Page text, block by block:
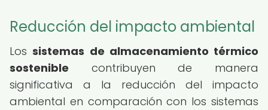
Reducción del impacto ambiental
Lossistemas de almacenamiento térmico
sostenible contribuyen de manera
significativa a la reducción del impacto
ambiental en comparación con los sistemas